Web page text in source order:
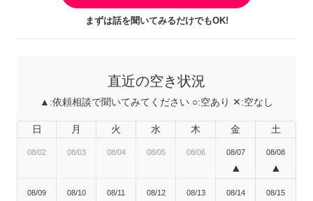
まずは話を聞いてみるだけでもOK!
直近の空き状況
▲:依頼相談で聞いてみてください ○:空あり ✕:空なし
日 月 火 水 木 金 土
08/02 08/03 08/04 08/05 08/06 08/07
▲
08/08
▲
08/09 08/10 08/11 08/12 08/13 08/14 08/15